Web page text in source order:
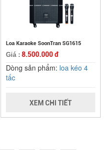
Loa Karaoke SoonTran SG1615
Giá : 8.500.000 đ
Dòng sản phẩm: loa kéo 4
tấc
XEM CHI TIẾT